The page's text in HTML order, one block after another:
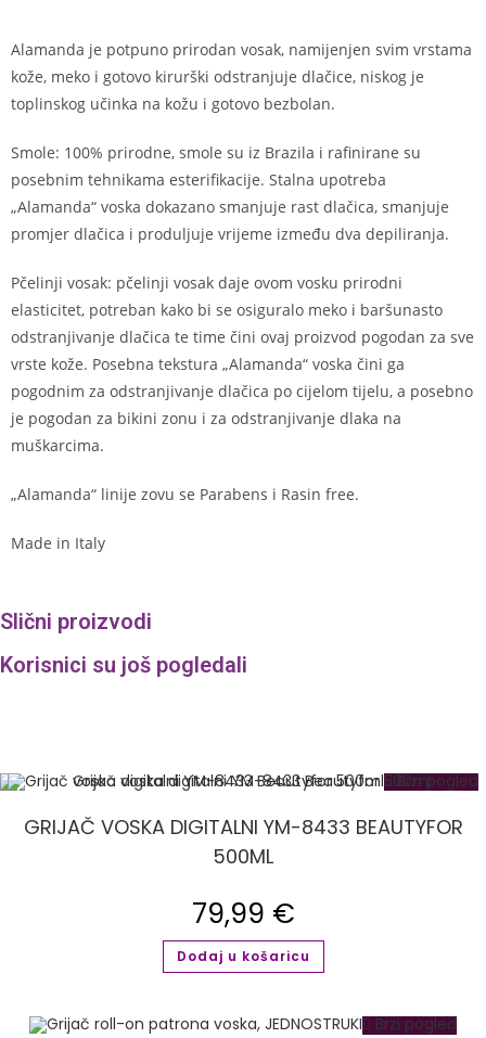
Alamanda je potpuno prirodan vosak, namijenjen svim vrstama
kože, meko i gotovo kirurški odstranjuje dlačice, niskog je
toplinskog učinka na kožu i gotovo bezbolan.
Smole: 100% prirodne, smole su iz Brazila i rafinirane su
posebnim tehnikama esterifikacije. Stalna upotreba
„Alamanda“ voska dokazano smanjuje rast dlačica, smanjuje
promjer dlačica i produljuje vrijeme između dva depiliranja.
Pčelinji vosak: pčelinji vosak daje ovom vosku prirodni
elasticitet, potreban kako bi se osiguralo meko i baršunasto
odstranjivanje dlačica te time čini ovaj proizvod pogodan za sve
vrste kože. Posebna tekstura „Alamanda“ voska čini ga
pogodnim za odstranjivanje dlačica po cijelom tijelu, a posebno
je pogodan za bikini zonu i za odstranjivanje dlaka na
muškarcima.
„Alamanda“ linije zovu se Parabens i Rasin free.
Made in Italy
Slični proizvodi
Korisnici su još pogledali
Brzi pogled
GRIJAČ VOSKA DIGITALNI YM-8433 BEAUTYFOR
500ML
79,99 €
Dodaj u košaricu
Brzi pogled